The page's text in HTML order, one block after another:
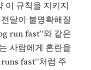
이 규칙을 지키지
달이 불명확해질
run fast”와 같은
사람에게 혼란을
fast”처럼 주